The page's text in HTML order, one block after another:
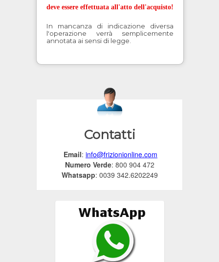
deve essere effettuata all'atto dell'acquisto!
In mancanza di indicazione diversa
l'operazione verrà semplicemente
annotata ai sensi di legge.
Contatti
Email: info@frizionionline.com
Numero Verde: 800 904 472
Whatsapp: 0039 342.6202249